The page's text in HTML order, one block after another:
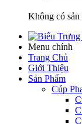
Không có sản
Menu chính
Trang Chủ
Giới Thiệu
Sản Phẩm
Cúp